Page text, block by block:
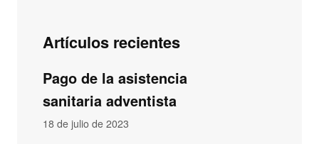
Artículos recientes
Pago de la asistencia
sanitaria adventista
18 de julio de 2023